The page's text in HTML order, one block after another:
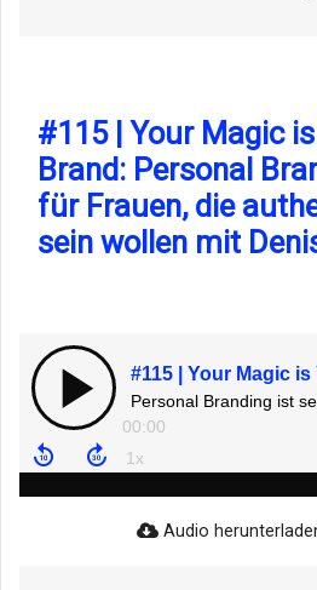
#115 | Your Magic
Brand: Personal
für Frauen, die
sein wollen mit
00:00
Audio